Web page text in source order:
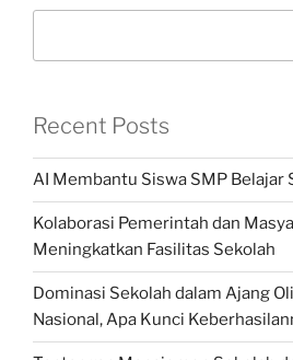
Recent Posts
AI Membantu Siswa SMP Belajar
Kolaborasi Pemerintah dan
Meningkatkan Fasilitas Sekolah
Dominasi Sekolah dalam Ajang
Nasional, Apa Kunci